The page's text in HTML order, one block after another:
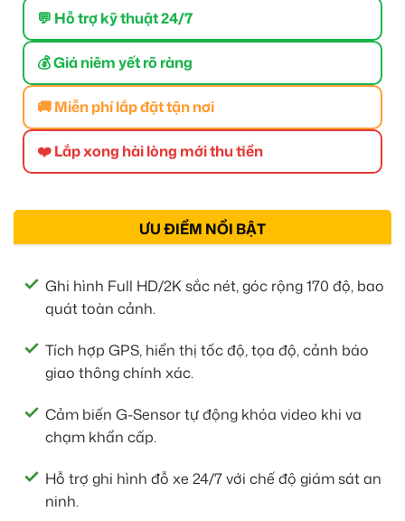
💬 Hỗ trợ kỹ thuật 24/7
💰 Giá niêm yết rõ ràng
🚚 Miễn phí lắp đặt tận nơi
❤️ Lắp xong hài lòng mới thu tiền
ƯU ĐIỂM NỔI BẬT
Ghi hình Full HD/2K sắc nét, góc rộng 170 độ, bao
quát toàn cảnh.
Tích hợp GPS, hiển thị tốc độ, tọa độ, cảnh báo
giao thông chính xác.
Cảm biến G-Sensor tự động khóa video khi va
chạm khẩn cấp.
Hỗ trợ ghi hình đỗ xe 24/7 với chế độ giám sát an
ninh.